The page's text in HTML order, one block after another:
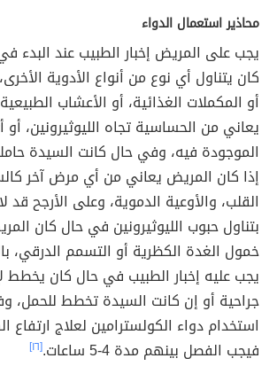
محاذير استعمال الدواء
يجب على المريض إخبار الطبيب عند البدء
كان يتناول أي نوع من أنواع الأدوية
أو المكملات الغذائية، أو الأعشاب
يعاني من الحساسية تجاه الليوثيرونين،
الموجودة فيه، وفي حال كانت السيدة
إذا كان المريض يعاني من أي مرض آخر
القلب، والأوعية الدموية، وعلى الأرجح قد
بتناول حبوب الليوثيرونين في حال كان
خمول الغدة الكظرية أو التسمم الدرقي،
يجب عليه إخبار الطبيب في حال كان يخطط
جراحية أو إن كانت السيدة تخطط للحمل،
استخدام دواء الكولسترامين لعلاج ارتفاع
فيجب الفصل بينهم مدة 4-5 ساعات.
[١٦]